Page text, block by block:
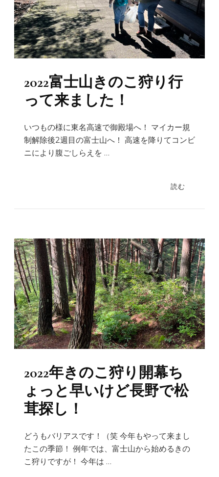
2022富士山きのこ狩り行
って来ました！
いつもの様に東名高速で御殿場へ！ マイカー規
制解除後2週目の富士山へ！ 高速を降りてコンビ
ニにより腹ごしらえを …
読む
2022年きのこ狩り開幕ち
ょっと早いけど長野で松
茸探し！
どうもバリアスです！（笑 今年もやって来まし
たこの季節！ 例年では、富士山から始めるきの
こ狩りですが！ 今年は …